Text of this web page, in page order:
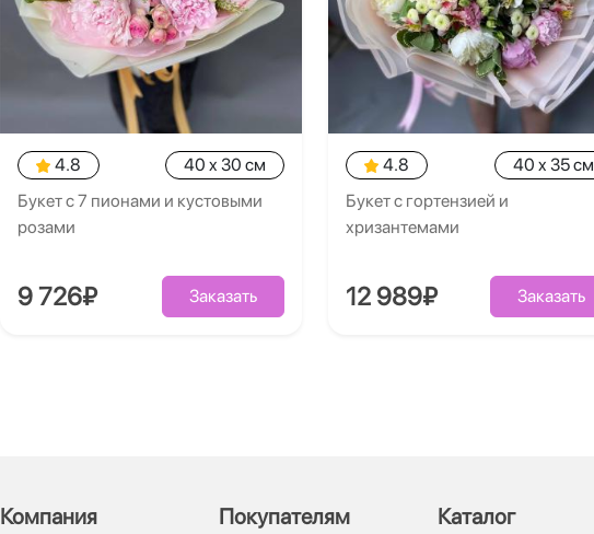
4.8
40 x 30 см
Букет с 7 пионами и кустовыми
розами
9 726₽ Заказать
4.8
40 x 35 см
Букет с гортензией и
хризантемами
12 989₽ Заказать
Компания Покупателям Каталог